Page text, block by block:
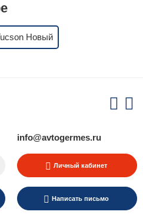
Новый
info@avtogermes.ru
Личный кабинет
Написать письмо